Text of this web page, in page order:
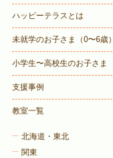
ハッピーテラスとは
未就学のお子さま （0〜6歳）
小学生〜高校生のお子さま
支援事例
教室一覧
北海道・東北
関東